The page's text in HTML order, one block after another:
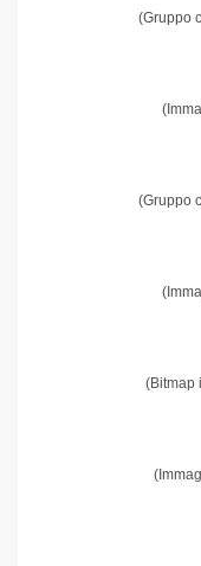
(Gruppo
(Gruppo
(Bitmap